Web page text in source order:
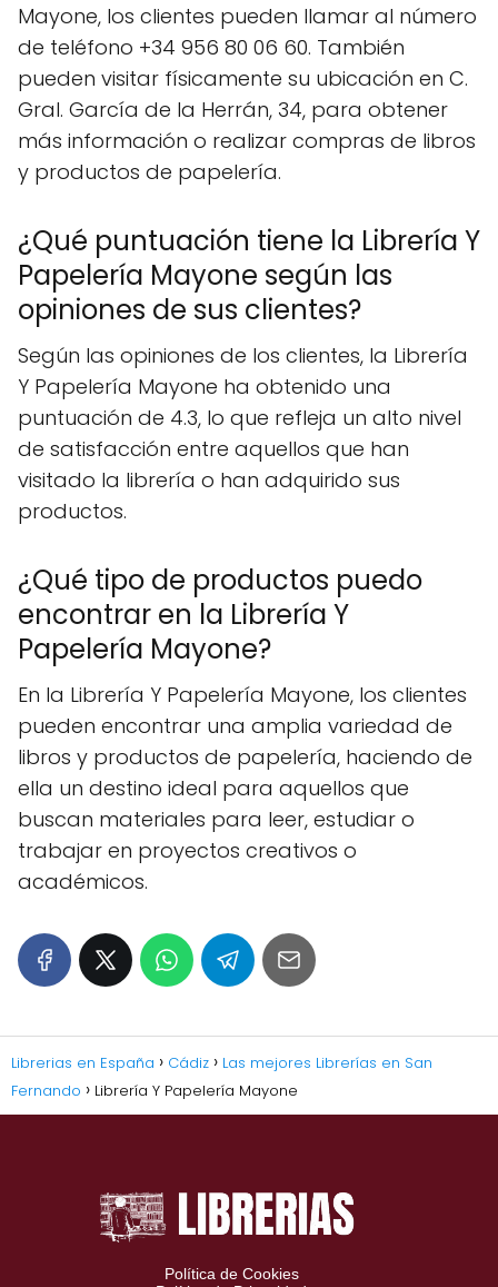
Mayone, los clientes pueden llamar al número
de teléfono +34 956 80 06 60. También
pueden visitar físicamente su ubicación en C.
Gral. García de la Herrán, 34, para obtener
más información o realizar compras de libros
y productos de papelería.
¿Qué puntuación tiene la Librería Y
Papelería Mayone según las
opiniones de sus clientes?
Según las opiniones de los clientes, la Librería
Y Papelería Mayone ha obtenido una
puntuación de 4.3, lo que refleja un alto nivel
de satisfacción entre aquellos que han
visitado la librería o han adquirido sus
productos.
¿Qué tipo de productos puedo
encontrar en la Librería Y
Papelería Mayone?
En la Librería Y Papelería Mayone, los clientes
pueden encontrar una amplia variedad de
libros y productos de papelería, haciendo de
ella un destino ideal para aquellos que
buscan materiales para leer, estudiar o
trabajar en proyectos creativos o
académicos.
Librerias en España Cádiz
Las mejores Librerías en San
Fernando
Librería Y Papelería Mayone
Política de Cookies